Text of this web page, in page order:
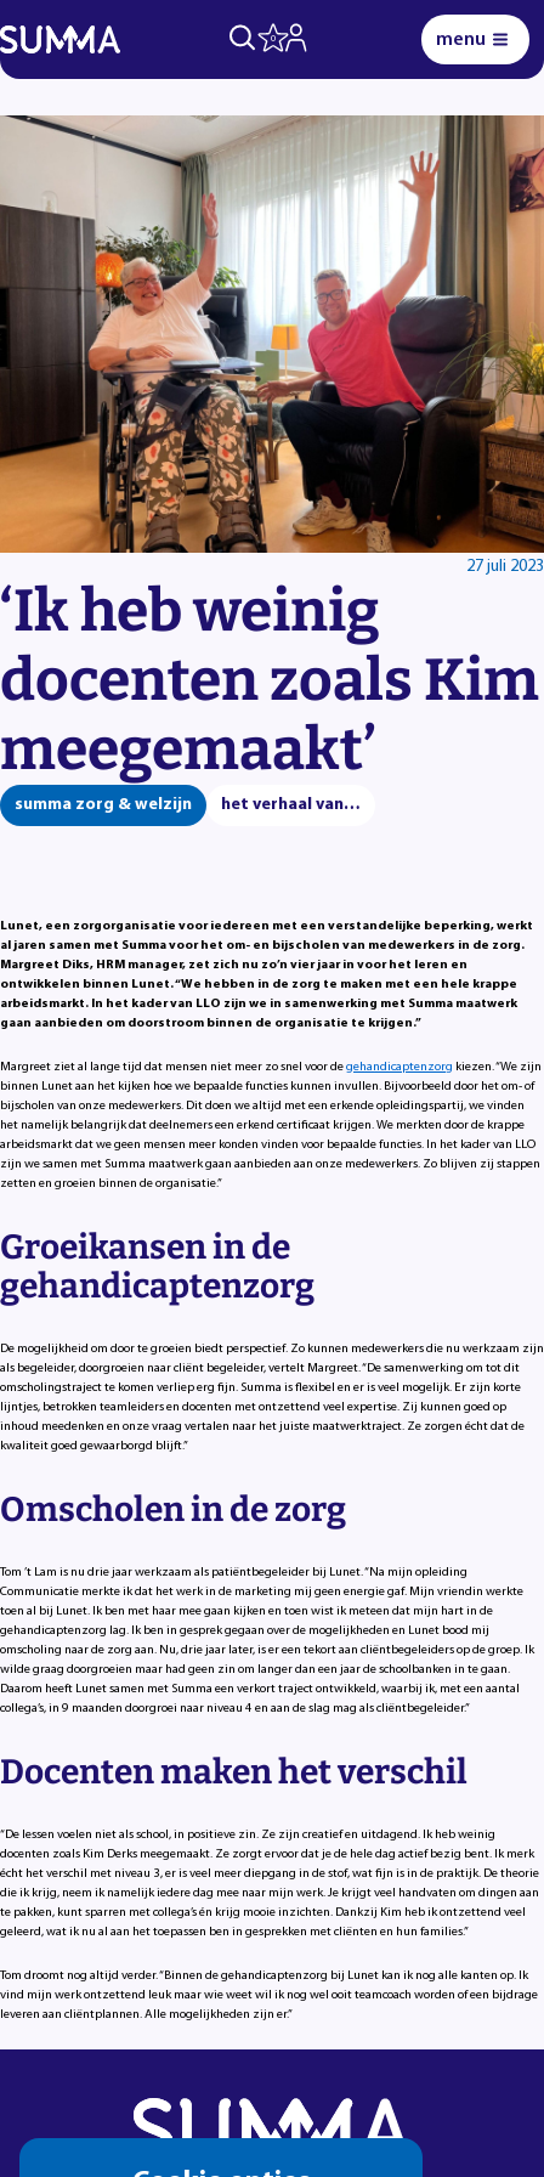
0 menu
Lees voor Uitleg woorden Simpele tekst
‘Ik heb weinig
docenten zoals Kim
meegemaakt’
27 juli 2023
summa zorg & welzijn het verhaal van…
Lunet, een zorgorganisatie voor iedereen met een verstandelijke beperking, werkt
al jaren samen met Summa voor het om- en bijscholen van medewerkers in de zorg.
Margreet Diks, HRM manager, zet zich nu zo’n vier jaar in voor het leren en
ontwikkelen binnen Lunet. “We hebben in de zorg te maken met een hele krappe
arbeidsmarkt. In het kader van LLO zijn we in samenwerking met Summa maatwerk
gaan aanbieden om doorstroom binnen de organisatie te krijgen.”
Margreet ziet al lange tijd dat mensen niet meer zo snel voor degehandicaptenzorg kiezen. “We zijn
binnen Lunet aan het kijken hoe we bepaalde functies kunnen invullen. Bijvoorbeeld door het om- of
bijscholen van onze medewerkers. Dit doen we altijd met een erkende opleidingspartij, we vinden
het namelijk belangrijk dat deelnemers een erkend certificaat krijgen. We merkten door de krappe
arbeidsmarkt dat we geen mensen meer konden vinden voor bepaalde functies. In het kader van LLO
zijn we samen met Summa maatwerk gaan aanbieden aan onze medewerkers. Zo blijven zij stappen
zetten en groeien binnen de organisatie.”
Groeikansen in de
gehandicaptenzorg
De mogelijkheid om door te groeien biedt perspectief. Zo kunnen medewerkers die nu werkzaam zijn
als begeleider, doorgroeien naar cliënt begeleider, vertelt Margreet. “De samenwerking om tot dit
omscholingstraject te komen verliep erg fijn. Summa is flexibel en er is veel mogelijk. Er zijn korte
lijntjes, betrokken teamleiders en docenten met ontzettend veel expertise. Zij kunnen goed op
inhoud meedenken en onze vraag vertalen naar het juiste maatwerktraject. Ze zorgen écht dat de
kwaliteit goed gewaarborgd blijft.”
Omscholen in de zorg
Tom ’t Lam is nu drie jaar werkzaam als patiëntbegeleider bij Lunet. “Na mijn opleiding
Communicatie merkte ik dat het werk in de marketing mij geen energie gaf. Mijn vriendin werkte
toen al bij Lunet. Ik ben met haar mee gaan kijken en toen wist ik meteen dat mijn hart in de
gehandicaptenzorg lag. Ik ben in gesprek gegaan over de mogelijkheden en Lunet bood mij
omscholing naar de zorg aan. Nu, drie jaar later, is er een tekort aan cliëntbegeleiders op de groep. Ik
wilde graag doorgroeien maar had geen zin om langer dan een jaar de schoolbanken in te gaan.
Daarom heeft Lunet samen met Summa een verkort traject ontwikkeld, waarbij ik, met een aantal
collega’s, in 9 maanden doorgroei naar niveau 4 en aan de slag mag als cliëntbegeleider.”
Docenten maken het verschil
“De lessen voelen niet als school, in positieve zin. Ze zijn creatief en uitdagend. Ik heb weinig
docenten zoals Kim Derks meegemaakt. Ze zorgt ervoor dat je de hele dag actief bezig bent. Ik merk
écht het verschil met niveau 3, er is veel meer diepgang in de stof, wat fijn is in de praktijk. De theorie
die ik krijg, neem ik namelijk iedere dag mee naar mijn werk. Je krijgt veel handvaten om dingen aan
te pakken, kunt sparren met collega’s én krijg mooie inzichten. Dankzij Kim heb ik ontzettend veel
geleerd, wat ik nu al aan het toepassen ben in gesprekken met cliënten en hun families.”
Tom droomt nog altijd verder. “Binnen de gehandicaptenzorg bij Lunet kan ik nog alle kanten op. Ik
vind mijn werk ontzettend leuk maar wie weet wil ik nog wel ooit teamcoach worden of een bijdrage
leveren aan cliëntplannen. Alle mogelijkheden zijn er.”